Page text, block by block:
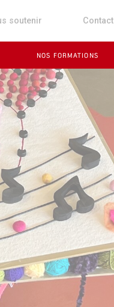
soutenir Contact
NOS FORMATIONS